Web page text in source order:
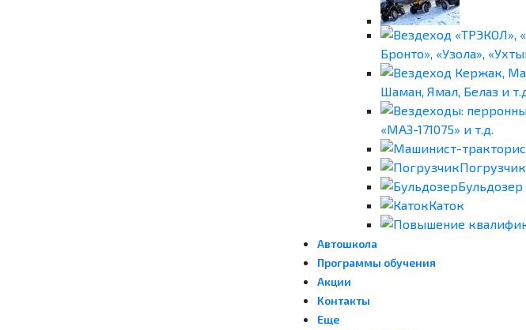
Погрузчик
Бульдозер
Каток
Автошкола
Программы обучения
Акции
Контакты
Еще